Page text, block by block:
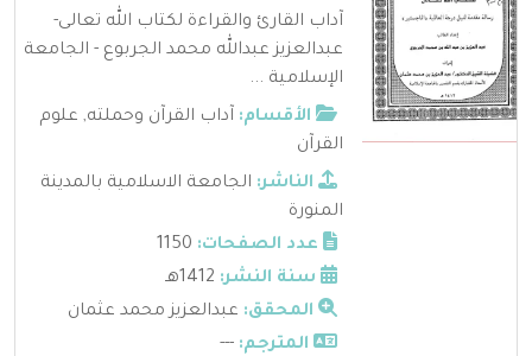
آداب القارئ والقراءة لكتاب الله تعالى-
عبدالعزيز عبدالله محمد الجربوع - الجامعة
الإسلامية ...
الأقسام: آداب القرآن وحملته, علوم
القرآن
الناشر: الجامعة الاسلامية بالمدينة
المنورة
عدد الصفحات:
سنة النشر:
المحقق: عبدالعزيز محمد عثمان
المترجم: ---